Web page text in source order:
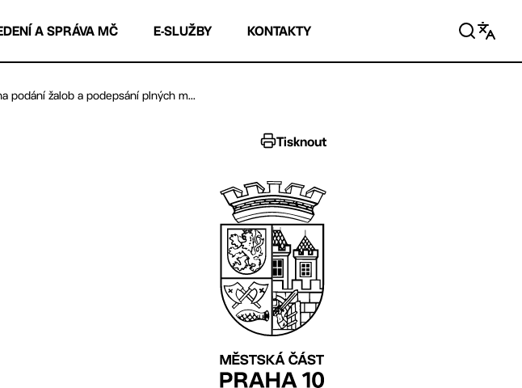
A SPRÁVA MČ E-SLUŽBY KONTAKTY
podání žalob a podepsání plných m...
Tisknout